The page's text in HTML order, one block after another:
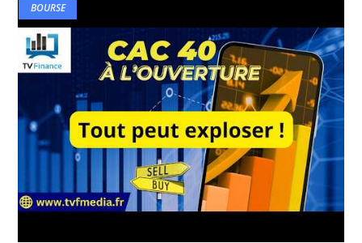
BOURSE